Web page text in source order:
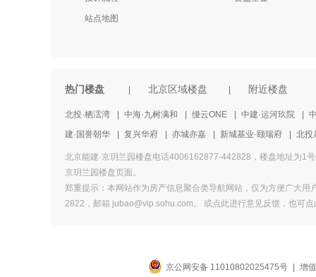
站点地图
热门楼盘 北京区域楼盘 附近楼盘
北投·栖澐湾 中海·九树满和 缦云ONE 中建·运河玖院
建·国誉朝华
复兴华府 亦城亦嘉 新城基业·颐瑞府 北投
北京能建·京玥兰园楼盘电话4006162877-442828，楼盘地址为1
京玥兰园楼盘页面。
郑重提示：本网站作为房产信息聚合类导航网站，仅为方便广大
2822，邮箱 jubao@vip.sohu.com。 或点此进行意见反馈， 也可点
京公网安备 11010802025475号 增